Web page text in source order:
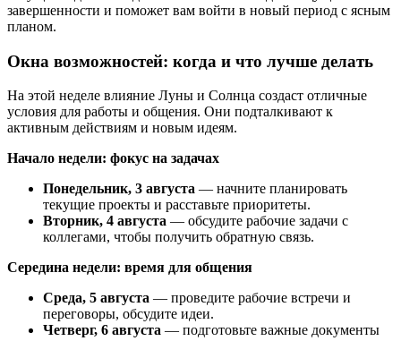
завершенности и поможет вам войти в новый период с ясным
планом.
Окна возможностей: когда и что лучше делать
На этой неделе влияние Луны и Солнца создаст отличные
условия для работы и общения. Они подталкивают к
активным действиям и новым идеям.
Начало недели: фокус на задачах
Понедельник, 3 августа — начните планировать
текущие проекты и расставьте приоритеты.
Вторник, 4 августа — обсудите рабочие задачи с
коллегами, чтобы получить обратную связь.
Середина недели: время для общения
Среда, 5 августа — проведите рабочие встречи и
переговоры, обсудите идеи.
Четверг, 6 августа — подготовьте важные документы